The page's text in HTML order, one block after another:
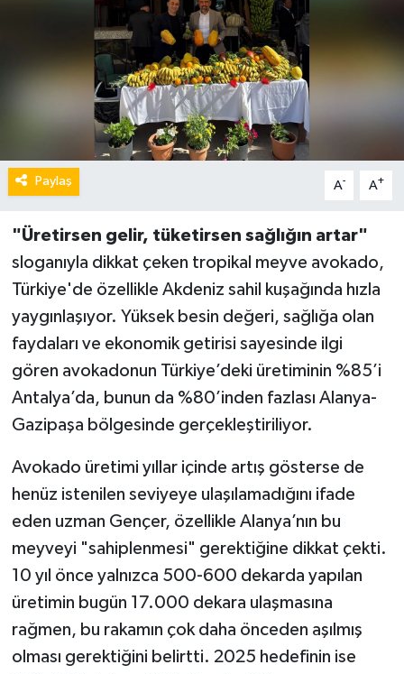
Paylaş A- A+
"Üretirsen gelir, tüketirsen sağlığın artar"
sloganıyla dikkat çeken tropikal meyve avokado,
Türkiye'de özellikle Akdeniz sahil kuşağında hızla
yaygınlaşıyor. Yüksek besin değeri, sağlığa olan
faydaları ve ekonomik getirisi sayesinde ilgi
gören avokadonun Türkiye’deki üretiminin %85’i
Antalya’da, bunun da %80’inden fazlası Alanya-
Gazipaşa bölgesinde gerçekleştiriliyor.
Avokado üretimi yıllar içinde artış gösterse de
henüz istenilen seviyeye ulaşılamadığını ifade
eden uzman Gençer, özellikle Alanya’nın bu
meyveyi "sahiplenmesi" gerektiğine dikkat çekti.
10 yıl önce yalnızca 500-600 dekarda yapılan
üretimin bugün 17.000 dekara ulaşmasına
rağmen, bu rakamın çok daha önceden aşılmış
olması gerektiğini belirtti. 2025 hedefinin ise